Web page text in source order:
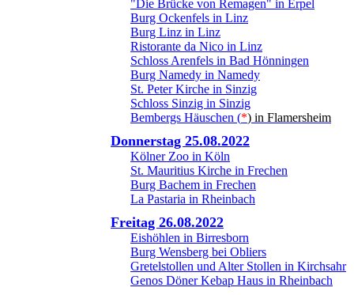
"Die Brücke von Remagen" in Erpel
Burg Ockenfels in Linz
Burg Linz in Linz
Ristorante da Nico in Linz
Schloss Arenfels in Bad Hönningen
Burg Namedy in Namedy
St. Peter Kirche in Sinzig
Schloss Sinzig in Sinzig
Bembergs Häuschen (*) in Flamersheim
Donnerstag 25.08.2022
Kölner Zoo in Köln
St. Mauritius Kirche in Frechen
Burg Bachem in Frechen
La Pastaria in Rheinbach
Freitag 26.08.2022
Eishöhlen in Birresborn
Burg Wensberg bei Obliers
Gretelstollen und Alter Stollen in Kirchsahr
Genos Döner Kebap Haus in Rheinbach